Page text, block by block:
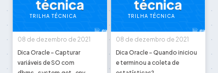
TRILHA TÉCNICA
08 de dezembro de 2021
Dica Oracle - Capturar
variáveis de SO com
TRILHA TÉCNICA
08 de dezembro de 2021
Dica Oracle - Quando iniciou
e terminou a coleta de